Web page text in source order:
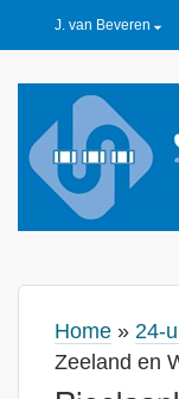
J. van Beveren
Home » 24-
Zeeland en